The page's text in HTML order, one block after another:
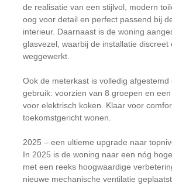
de realisatie van een stijlvol, modern
oog voor detail en perfect passend bij
interieur. Daarnaast is de woning
glasvezel, waarbij de installatie discreet
weggewerkt.
Ook de meterkast is volledig
gebruik: voorzien van 8 groepen en
voor elektrisch koken. Klaar voor
toekomstgericht wonen.
2025 – een ultieme upgrade naar
In 2025 is de woning naar een nóg
met een reeks hoogwaardige
nieuwe mechanische ventilatie